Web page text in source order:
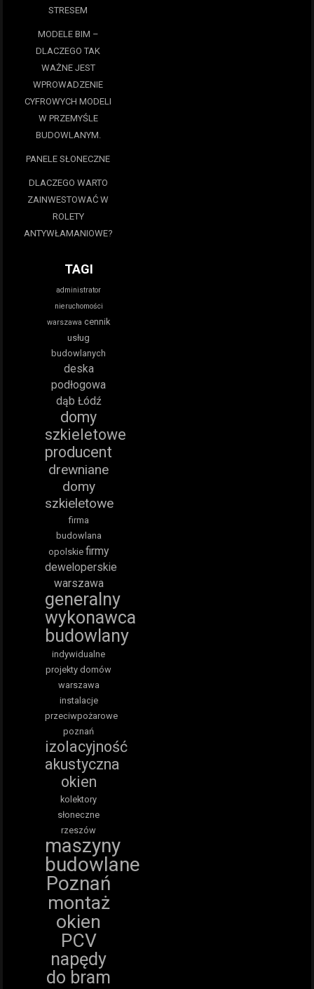
STRESEM
MODELE BIM –
DLACZEGO TAK
WAŻNE JEST
WPROWADZENIE
CYFROWYCH MODELI
W PRZEMYŚLE
BUDOWLANYM.
PANELE SŁONECZNE
DLACZEGO WARTO
ZAINWESTOWAĆ W
ROLETY
ANTYWŁAMANIOWE?
TAGI
administrator
nieruchomości
warszawa cennik
usług
budowlanych
deska
podłogowa
dąb Łódź
domy
szkieletowe
producent
drewniane
domy
szkieletowe
firma
budowlana
opolskie firmy
deweloperskie
warszawa
generalny
wykonawca
budowlany
indywidualne
projekty domów
warszawa
instalacje
przeciwpożarowe
poznań
izolacyjność
akustyczna
okien
kolektory
słoneczne
rzeszów
maszyny
budowlane
Poznań
montaż
okien
PCV
napędy
do bram